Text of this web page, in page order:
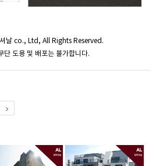
날 co., Ltd, All Rights Reserved.
단 도용 및 배포는 불가합니다.